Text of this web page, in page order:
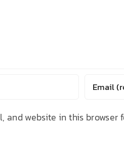
and website in this